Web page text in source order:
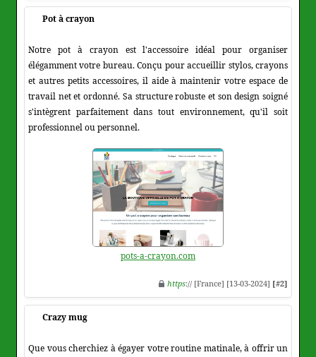
Pot à crayon
Notre pot à crayon est l'accessoire idéal pour organiser
élégamment votre bureau. Conçu pour accueillir stylos, crayons
et autres petits accessoires, il aide à maintenir votre espace de
travail net et ordonné. Sa structure robuste et son design soigné
s'intègrent parfaitement dans tout environnement, qu'il soit
professionnel ou personnel.
pots-a-crayon.com
https:// [France] [13-03-2024] [#2]
Crazy mug
Que vous cherchiez à égayer votre routine matinale, à offrir un